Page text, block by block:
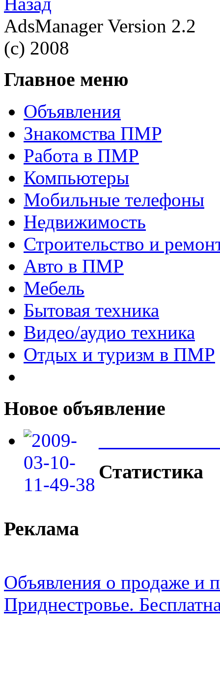
AdsManager Version 2.2
(c) 2008
Главное меню
Объявления
Знакомства ПМР
Работа в ПМР
Компьютеры
Мобильные телефоны
Недвижимость
Строительство и
Авто в ПМР
Мебель
Бытовая техника
Видео/аудио техника
Отдых и туризм в ПМР
Новое объявление
Статистика
Реклама
Объявления о продаже и
Приднестровье.